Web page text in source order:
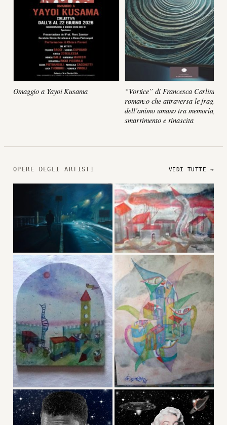
Omaggio a Yayoi Kusama
“Vortice” di Francesca Carlini, un
romanzo che attraversa le fragilità
dell’animo umano tra memoria,
smarrimento e rinascita
OPERE DEGLI ARTISTI VEDI TUTTE →